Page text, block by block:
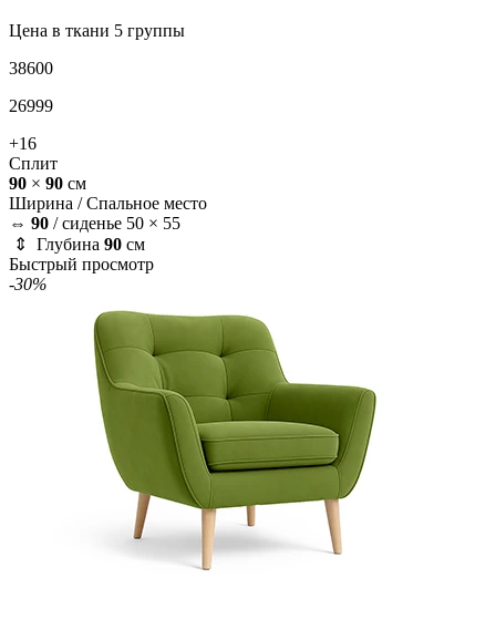
Цена в ткани 5 группы
38600
26999
+16
Сплит
90 × 90 см
Ширина /Спальное место
⇔ 90 /сиденье 50 × 55
⇕ Глубина 90 см
Быстрый просмотр
-30%